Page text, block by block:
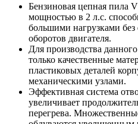
Бензиновая цепная пила
мощностью в 2 л.с.
большими нагрузками
оборотов двигателя.
Для производства
только качественные
пластиковых деталей
механическими узлами.
Эффективная система
увеличивает
перегрева.